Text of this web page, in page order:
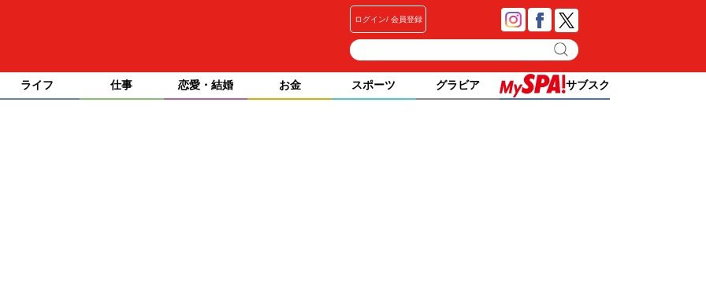
ログイン 会員登録
ライフ 仕事 恋愛・結婚 お金 スポーツ グラビア サブスク